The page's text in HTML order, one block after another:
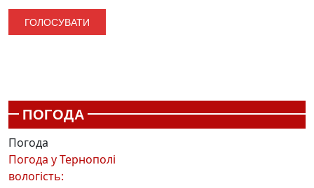
ПОГОДА
Погода
Погода уТернополі
вологість: